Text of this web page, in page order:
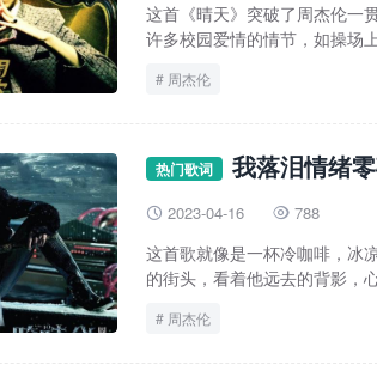
这首《晴天》突破了周杰伦一
许多校园爱情的情节，如操场
周杰伦
热门歌词 我落泪情绪
 2023-04-16  788
这首歌就像是一杯冷咖啡，冰
的街头，看着他远去的背影，
周杰伦